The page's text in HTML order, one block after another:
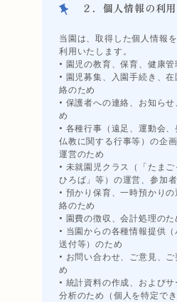
２．個人情報の利
当園は、取得した個人情報
利用いたします。
• 園児の教育、保育、健康
• 園児募集、入園手続き、
絡のため
• 保護者への連絡、お知ら
め
• 各種行事（遠足、運動会、
仏教に関する行事等）の企
運営のため
• 未就園児クラス（「たま
ひろば」等）の運営、参加
• 預かり保育、一時預かり
絡のため
• 園費の徴収、会計処理のた
• 当園からの各種情報提供
送付等）のため
• お問い合わせ、ご意見、
め
• 統計資料の作成、および
分析のため（個人を特定でき